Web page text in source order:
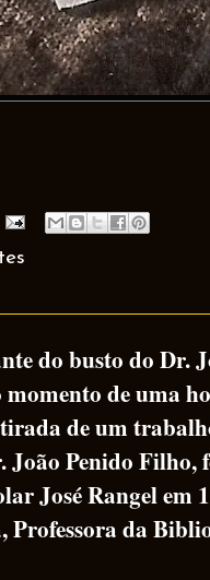
do busto do Dr.
de uma
de um
Penido Filho,
José Rangel
Professora da